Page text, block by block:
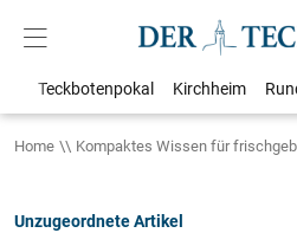
Teckbotenpokal Kirchheim
Home Kompaktes Wissen für
Unzugeordnete Artikel